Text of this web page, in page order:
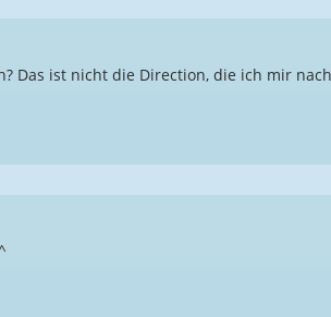
Das ist nicht die Direction, die ich mir